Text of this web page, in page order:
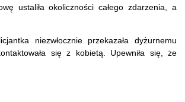
ustaliła okoliczności całego zdarzenia, a
niezwłocznie przekazała dyżurnemu
się z kobietą. Upewniła się, że